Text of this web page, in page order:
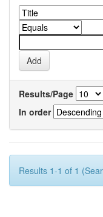
Results/Page
In order
Results 1-1 of 1